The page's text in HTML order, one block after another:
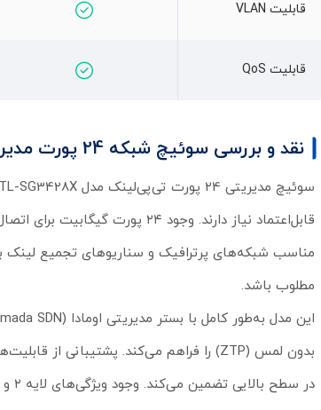
قابلیت VLAN
قابلیت QoS
نقد و بررسی سوئیچ شبکه 24 پورت مدیریتی تی پی لینک مدل TL-SG3428X
مطلوب باشد.